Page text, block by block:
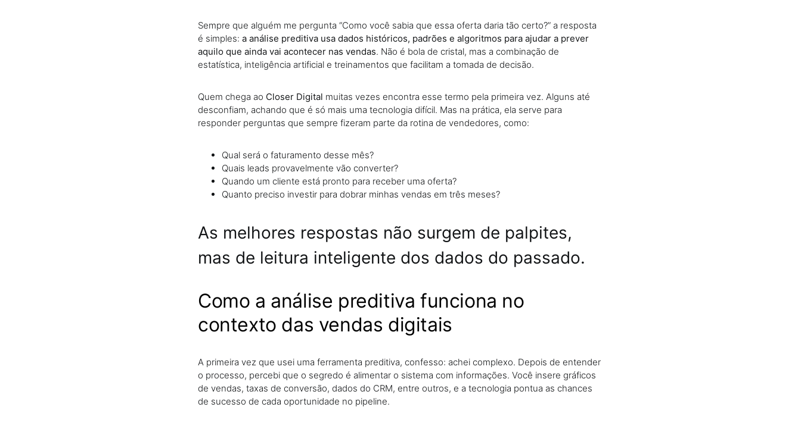
Sempre que alguém me pergunta “Como você sabia que essa oferta daria tão certo?” a resposta
é simples: a análise preditiva usa dados históricos, padrões e algoritmos para ajudar a prever
aquilo que ainda vai acontecer nas vendas. Não é bola de cristal, mas a combinação de
estatística, inteligência artificial e treinamentos que facilitam a tomada de decisão.
Quem chega ao Closer Digital muitas vezes encontra esse termo pela primeira vez. Alguns até
desconfiam, achando que é só mais uma tecnologia difícil. Mas na prática, ela serve para
responder perguntas que sempre fizeram parte da rotina de vendedores, como:
Qual será o faturamento desse mês?
Quais leads provavelmente vão converter?
Quando um cliente está pronto para receber uma oferta?
Quanto preciso investir para dobrar minhas vendas em três meses?
As melhores respostas não surgem de palpites,
mas de leitura inteligente dos dados do passado.
Como a análise preditiva funciona no
contexto das vendas digitais
A primeira vez que usei uma ferramenta preditiva, confesso: achei complexo. Depois de entender
o processo, percebi que o segredo é alimentar o sistema com informações. Você insere gráficos
de vendas, taxas de conversão, dados do CRM, entre outros, e a tecnologia pontua as chances
de sucesso de cada oportunidade no pipeline.